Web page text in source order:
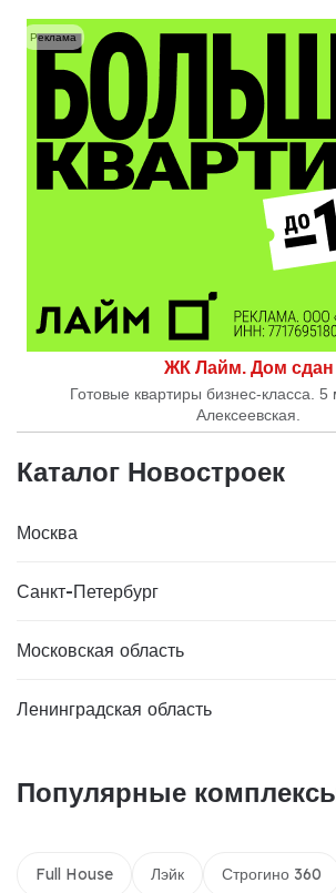
ЖК Лайм. Дом сдан
Готовые квартиры бизнес-класса. 5
Алексеевская.
Реклама
Каталог Новостроек
Москва
Санкт-Петербург
Московская область
Ленинградская область
Популярные
Full House Лэйк Строгино 360